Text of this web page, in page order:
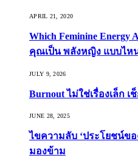
APRIL 21, 2020
Which Feminine Energy
คุณเป็น พลังหญิง แบบไหน
JULY 9, 2026
Burnout ไม่ใช่เรื่องเล็ก
JUNE 28, 2025
ไขความลับ ‘ประโยชน์ข
มองข้าม